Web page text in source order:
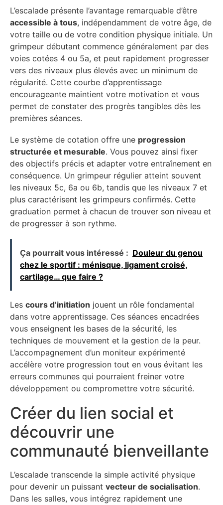
L’escalade présente l’avantage remarquable d’être
accessible à tous, indépendamment de votre âge, de
votre taille ou de votre condition physique initiale. Un
grimpeur débutant commence généralement par des
voies cotées 4 ou 5a, et peut rapidement progresser
vers des niveaux plus élevés avec un minimum de
régularité. Cette courbe d’apprentissage
encourageante maintient votre motivation et vous
permet de constater des progrès tangibles dès les
premières séances.
Le système de cotation offre une progression
structurée et mesurable. Vous pouvez ainsi fixer
des objectifs précis et adapter votre entraînement en
conséquence. Un grimpeur régulier atteint souvent
les niveaux 5c, 6a ou 6b, tandis que les niveaux 7 et
plus caractérisent les grimpeurs confirmés. Cette
graduation permet à chacun de trouver son niveau et
de progresser à son rythme.
Ça pourrait vous intéressé : Douleur du genou
chez le sportif : ménisque, ligament croisé,
cartilage… que faire ?
Les cours d’initiation jouent un rôle fondamental
dans votre apprentissage. Ces séances encadrées
vous enseignent les bases de la sécurité, les
techniques de mouvement et la gestion de la peur.
L’accompagnement d’un moniteur expérimenté
accélère votre progression tout en vous évitant les
erreurs communes qui pourraient freiner votre
développement ou compromettre votre sécurité.
Créer du lien social et
découvrir une
communauté bienveillante
L’escalade transcende la simple activité physique
pour devenir un puissant vecteur de socialisation.
Dans les salles, vous intégrez rapidement une